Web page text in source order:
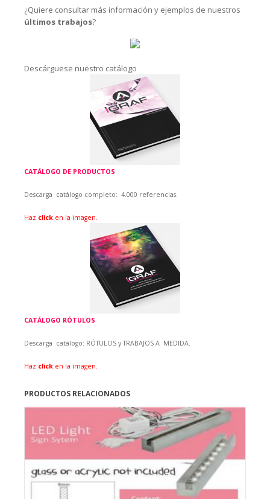
¿Quiere consultar más información y ejemplos de nuestros
últimos trabajos?
Descárguese nuestro catálogo
CATÁLOGO DE PRODUCTOS
Descarga catálogo completo: 4.000 referencias.
Haz click en la imagen.
CATÁLOGO RÓTULOS
Descarga catálogo: RÓTULOS y TRABAJOS A MEDIDA.
Haz click en la imagen.
PRODUCTOS RELACIONADOS